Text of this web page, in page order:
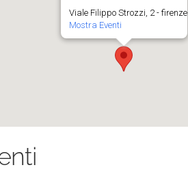
Viale Filippo Strozzi, 2 - firenze
Mostra Eventi